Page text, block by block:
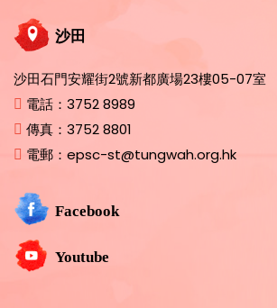
沙田
沙田石門安耀街2號新都廣場23樓05-07室
電話： 3752 8989
傳真： 3752 8801
電郵： epsc-st@tungwah.org.hk
Facebook
Youtube